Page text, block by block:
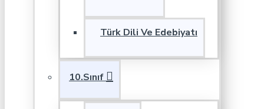
Türk Dili Ve Edebiyatı
10.Sınıf